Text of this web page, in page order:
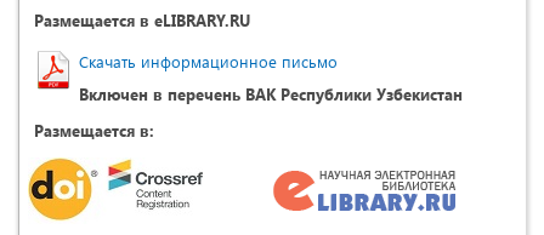
Размещается в eLIBRARY.RU
Скачать информационное письмо
Включен в перечень ВАК Республики Узбекистан
Размещается в: